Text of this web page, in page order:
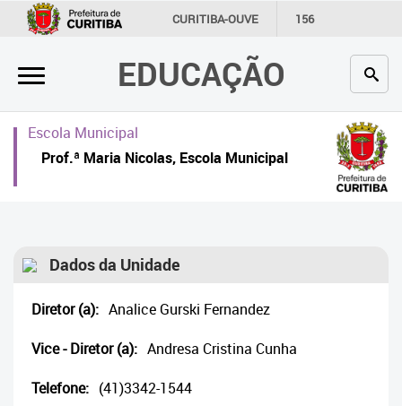
CURITIBA-OUVE 156
INFORMAÇÃO SECRETARIAS
EDUCAÇÃO
×
Inicial
Secretaria
Profissionais da educação
Contato
Links
Escola Municipal
Prof.ª Maria Nicolas, Escola Municipal
Dados da Unidade
Diretor (a): Analice Gurski Fernandez
Vice - Diretor (a): Andresa Cristina Cunha
Telefone: (41)3342-1544